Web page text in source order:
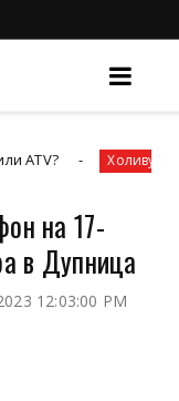
Холивуд
на 17-
в Дупница
12:03:00 PM